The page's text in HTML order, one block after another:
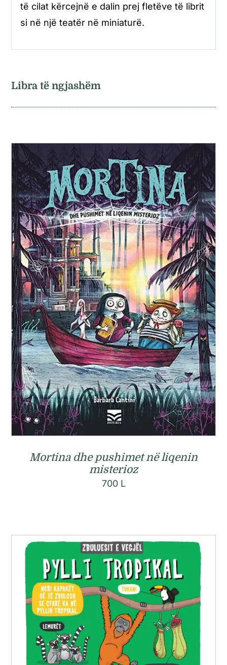
të cilat kërcejnë e dalin prej fletëve të librit
si në një teatër në miniaturë.
Libra të ngjashëm
Mortina dhe pushimet në liqenin
misterioz
700 L